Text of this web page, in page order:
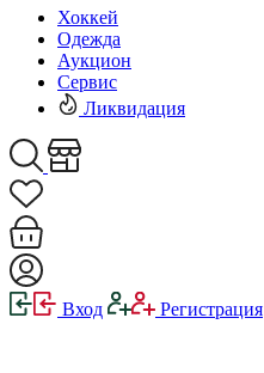
Хоккей
Одежда
Аукцион
Сервис
Ликвидация
Вход Регистрация